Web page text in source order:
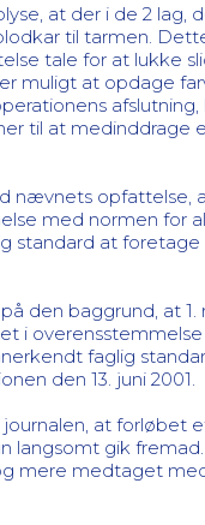
at der i de 2 lag,
til tarmen.
tale for at lukke
muligt at opdage
afslutning,
til at medinddrage
nævnets opfattelse,
med normen for
standard at foretage
den baggrund, at
i
faglig
den 13. juni 2001.
at forløbet
langsomt gik fremad.
mere medtaget